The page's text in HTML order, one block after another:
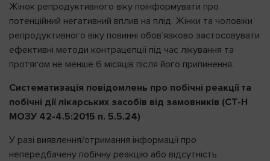
Жінок репродуктивного віку поінформувати про
потенційний негативний вплив на плід. Жінки та чоловіки
репродуктивного віку повинні обов’язково застосовувати
ефективні методи контрацепції під час лікування та
протягом не менше 6 місяців після його припинення.
Систематизація повідомлень про побічні реакції та
побічні дії лікарських засобів від замовників (СТ-Н
МОЗУ 42-4.5:2015 п. 5.5.24)
У разі виявлення/отримання інформації про
непередбачену побічну реакцію або відсутність